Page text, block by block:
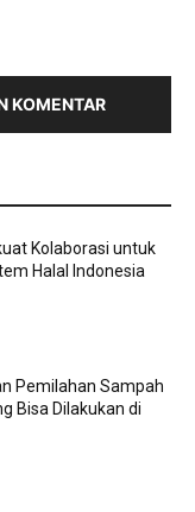
KOMENTAR
Kolaborasi untuk
Halal Indonesia
Pemilahan Sampah
Bisa Dilakukan di